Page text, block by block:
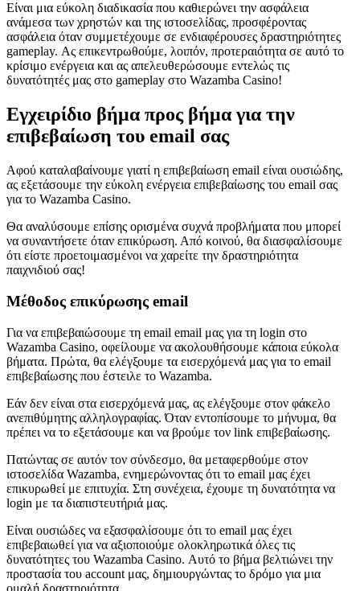
Είναι μια εύκολη διαδικασία που καθιερώνει την ασφάλεια
ανάμεσα των χρηστών και της ιστοσελίδας, προσφέροντας
ασφάλεια όταν συμμετέχουμε σε ενδιαφέρουσες δραστηριότητες
gameplay. Ας επικεντρωθούμε, λοιπόν, προτεραιότητα σε αυτό το
κρίσιμο ενέργεια και ας απελευθερώσουμε εντελώς τις
δυνατότητές μας στο gameplay στο Wazamba Casino!
Εγχειρίδιο βήμα προς βήμα για την
επιβεβαίωση του email σας
Αφού καταλαβαίνουμε γιατί η επιβεβαίωση email είναι ουσιώδης,
ας εξετάσουμε την εύκολη ενέργεια επιβεβαίωσης του email σας
για το Wazamba Casino.
Θα αναλύσουμε επίσης ορισμένα συχνά προβλήματα που μπορεί
να συναντήσετε όταν επικύρωση. Από κοινού, θα διασφαλίσουμε
ότι είστε προετοιμασμένοι να χαρείτε την δραστηριότητα
παιχνιδιού σας!
Μέθοδος επικύρωσης email
Για να επιβεβαιώσουμε τη email email μας για τη login στο
Wazamba Casino, οφείλουμε να ακολουθήσουμε κάποια εύκολα
βήματα. Πρώτα, θα ελέγξουμε τα εισερχόμενά μας για το email
επιβεβαίωσης που έστειλε το Wazamba.
Εάν δεν είναι στα εισερχόμενά μας, ας ελέγξουμε στον φάκελο
ανεπιθύμητης αλληλογραφίας. Όταν εντοπίσουμε το μήνυμα, θα
πρέπει να το εξετάσουμε και να βρούμε τον link επιβεβαίωσης.
Πατώντας σε αυτόν τον σύνδεσμο, θα μεταφερθούμε στον
ιστοσελίδα Wazamba, ενημερώνοντας ότι το email μας έχει
επικυρωθεί με επιτυχία. Στη συνέχεια, έχουμε τη δυνατότητα να
login με τα διαπιστευτήριά μας.
Είναι ουσιώδες να εξασφαλίσουμε ότι το email μας έχει
επιβεβαιωθεί για να αξιοποιούμε ολοκληρωτικά όλες τις
δυνατότητες του Wazamba Casino. Αυτό το βήμα βελτιώνει την
προστασία του account μας, δημιουργώντας το δρόμο για μια
ομαλή δραστηριότητα.